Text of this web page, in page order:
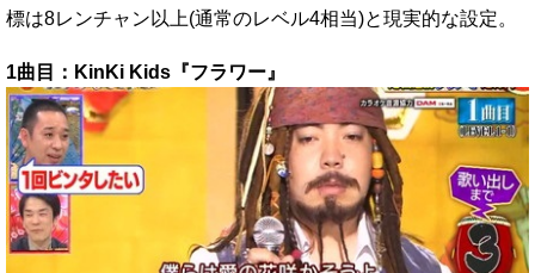
標は8レンチャン以上(通常のレベル4相当)と現実的な設定。
1曲目：KinKi Kids『フラワー』